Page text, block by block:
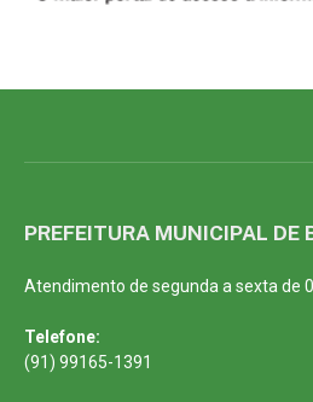
PREFEITURA MUNICIPAL DE
Atendimento de segunda a sexta de
Telefone:
(91) 99165-1391